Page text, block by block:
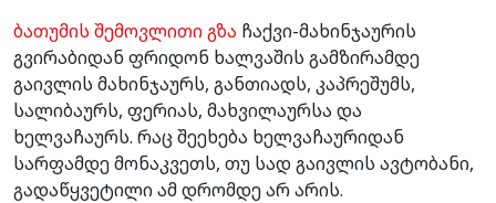
ბათუმის შემოვლითი გზა ჩაქვი-მახინჯაურის
გვირაბიდან ფრიდონ ხალვაშის გამზირამდე
გაივლის მახინჯაურს, განთიადს, კაპრეშუმს,
სალიბაურს, ფერიას, მახვილაურსა და
ხელვაჩაურს. რაც შეეხება ხელვაჩაურიდან
სარფამდე მონაკვეთს, თუ სად გაივლის ავტობანი,
გადაწყვეტილი ამ დრომდე არ არის.